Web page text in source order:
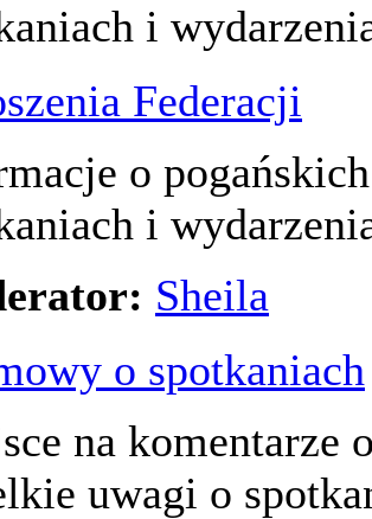
i
Federacji
o pogańskich
i
Sheila
o spotkaniach
na komentarze
uwagi o